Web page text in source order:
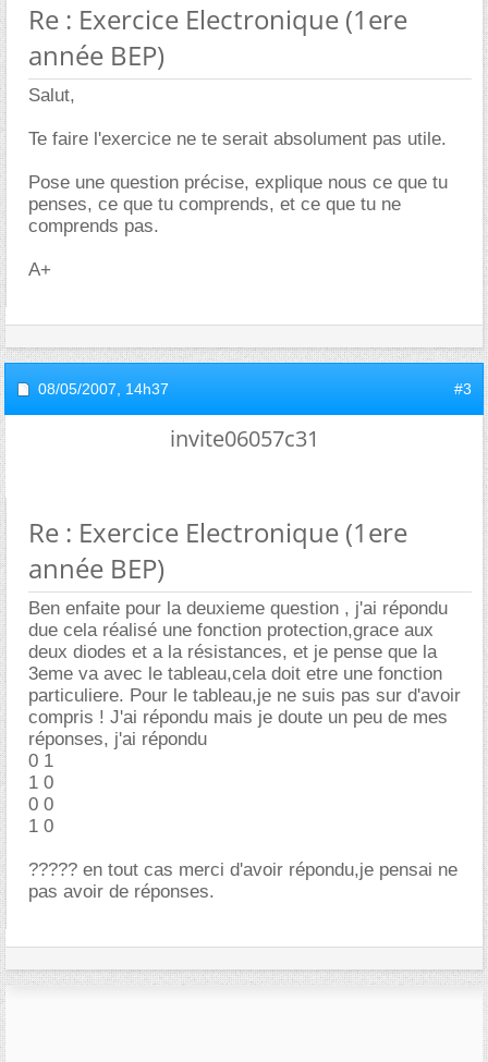
Re : Exercice Electronique (1ere
année BEP)
Salut,
Te faire l'exercice ne te serait absolument pas utile.
Pose une question précise, explique nous ce que tu
penses, ce que tu comprends, et ce que tu ne
comprends pas.
A+
08/05/2007, 14h37 #3
invite06057c31
Re : Exercice Electronique (1ere
année BEP)
Ben enfaite pour la deuxieme question , j'ai répondu
due cela réalisé une fonction protection,grace aux
deux diodes et a la résistances, et je pense que la
3eme va avec le tableau,cela doit etre une fonction
particuliere. Pour le tableau,je ne suis pas sur d'avoir
compris ! J'ai répondu mais je doute un peu de mes
réponses, j'ai répondu
0 1
1 0
0 0
1 0
????? en tout cas merci d'avoir répondu,je pensai ne
pas avoir de réponses.